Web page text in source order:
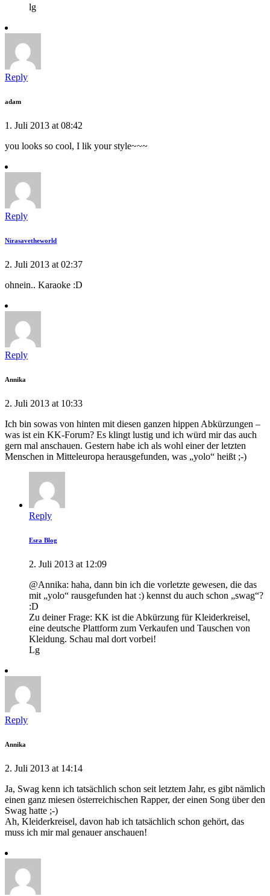
lg
Reply
adam
1. Juli 2013 at 08:42
you looks so cool, I lik your style~~~
Reply
Nirasavetheworld
2. Juli 2013 at 02:37
ohnein.. Karaoke :D
Reply
Annika
2. Juli 2013 at 10:33
Ich bin sowas von hinten mit diesen ganzen hippen Abkürzungen –
was ist ein KK-Forum? Es klingt lustig und ich würd mir das auch
gern mal anschauen. Gestern habe ich als wohl einer der letzten
Menschen in Mitteleuropa herausgefunden, was „yolo“ heißt ;-)
Reply
Esra Blog
2. Juli 2013 at 12:09
@Annika: haha, dann bin ich die vorletzte gewesen, die das
mit „yolo“ rausgefunden hat :) kennst du auch schon „swag“?
:D
Zu deiner Frage: KK ist die Abkürzung für Kleiderkreisel,
eine deutsche Plattform zum Verkaufen und Tauschen von
Kleidung. Schau mal dort vorbei!
Lg
Reply
Annika
2. Juli 2013 at 14:14
Ja, Swag kenn ich tatsächlich schon seit letztem Jahr, es gibt nämlich
einen ganz miesen österreichischen Rapper, der einen Song über den
Swag hatte ;-)
Ah, Kleiderkreisel, davon hab ich tatsächlich schon gehört, das
muss ich mir mal genauer anschauen!